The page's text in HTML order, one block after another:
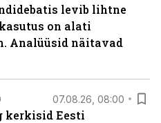
levib lihtne
on alati
Analüüsid näitavad
07.08.26, 08:00
kerkisid Eesti